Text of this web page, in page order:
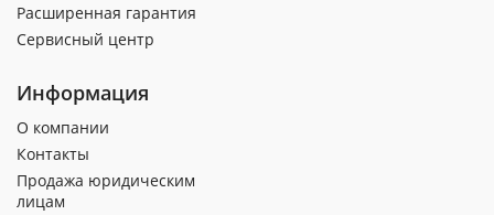
Расширенная гарантия
Сервисный центр
Информация
О компании
Контакты
Продажа юридическим
лицам